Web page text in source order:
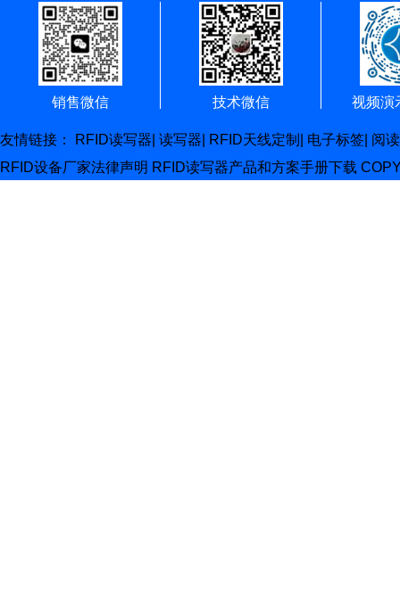
销售微信 技术微信 视频演
友情链接： RFID读写器 读写器 RFID天线定制 电子标签 阅
RFID设备厂家法律声明 RFID读写器产品和方案手册下载